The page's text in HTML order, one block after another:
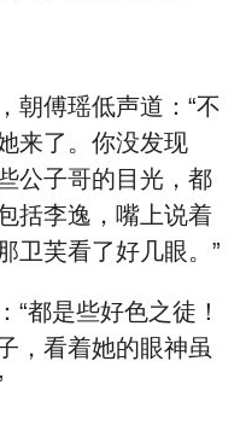
朝傅瑶低声道：“不
来了。你没发现
公子哥的目光，都
括李逸，嘴上说着
卫芙看了好几眼。”
“都是些好色之徒！
，看着她的眼神虽